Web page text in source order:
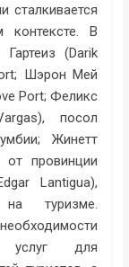
сталкивается
контексте. В
(Darik
Шэрон Мей
Port; Феликс
посол
Жинетт
от провинции
Lantigua),
на туризме.
услуг для